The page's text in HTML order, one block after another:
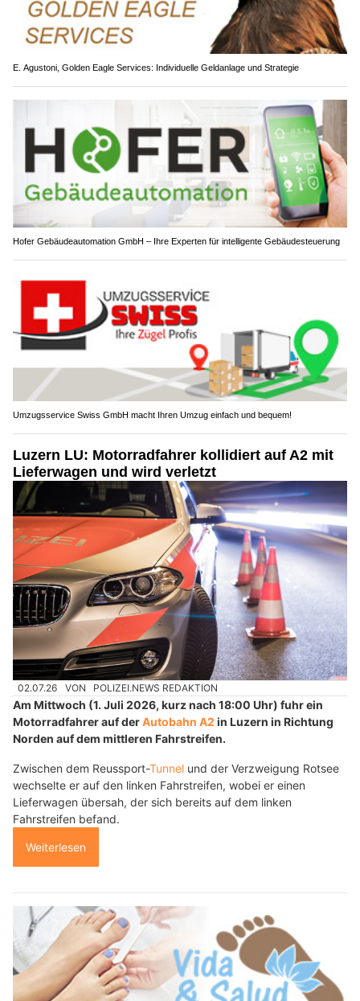
E. Agustoni, Golden Eagle Services: Individuelle Geldanlage und Strategie
Hofer Gebäudeautomation GmbH – Ihre Experten für intelligente Gebäudesteuerung
Umzugsservice Swiss GmbH macht Ihren Umzug einfach und bequem!
Luzern LU: Motorradfahrer kollidiert auf A2 mit
Lieferwagen und wird verletzt
02.07.26 VON POLIZEI.NEWS REDAKTION
Am Mittwoch (1. Juli 2026, kurz nach 18:00 Uhr) fuhr ein
Motorradfahrer auf derAutobahn A2 in Luzern in Richtung
Norden auf dem mittleren Fahrstreifen.
Zwischen dem Reussport-Tunnel und der Verzweigung Rotsee
wechselte er auf den linken Fahrstreifen, wobei er einen
Lieferwagen übersah, der sich bereits auf dem linken
Fahrstreifen befand.
Weiterlesen